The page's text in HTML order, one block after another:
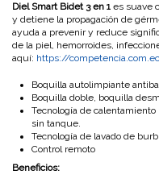
Diel Smart Bidet 3 en 1 es suave
y detiene la propagación de
ayuda a prevenir y reduce
de la piel, hemorroides,
aquí: https://
Boquilla autolimpiante
Boquilla doble, boquilla
Tecnología de
sin tanque.
Tecnología de lavado de
Control remoto
Beneficios: